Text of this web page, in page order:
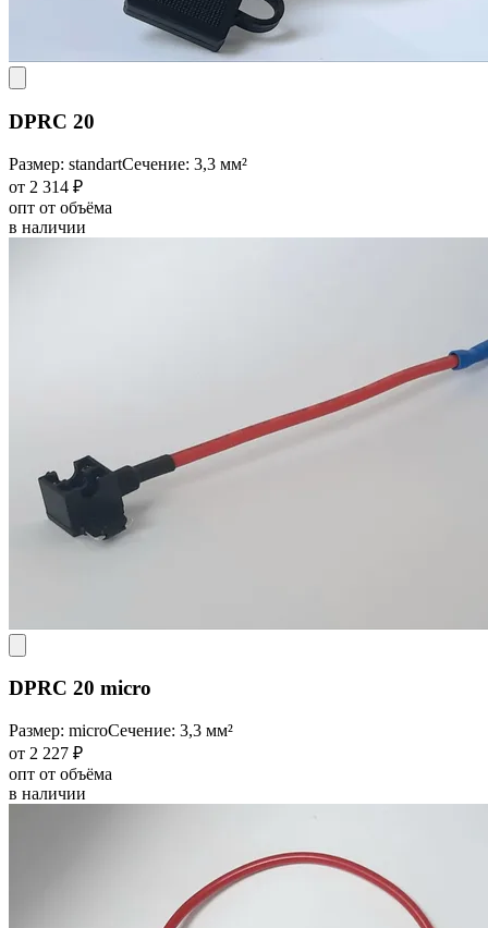
DPRC 20
Размер: standartСечение: 3,3 мм²
от 2 314 ₽
опт от объёма
в наличии
DPRC 20 micro
Размер: microСечение: 3,3 мм²
от 2 227 ₽
опт от объёма
в наличии